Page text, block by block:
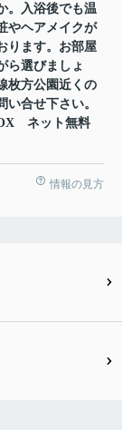
。入浴後でも温
やヘアメイクが
ります。お部屋
ら選びましょ
枚方公園近くの
合せ下さい。
ネット無料
情報の見方